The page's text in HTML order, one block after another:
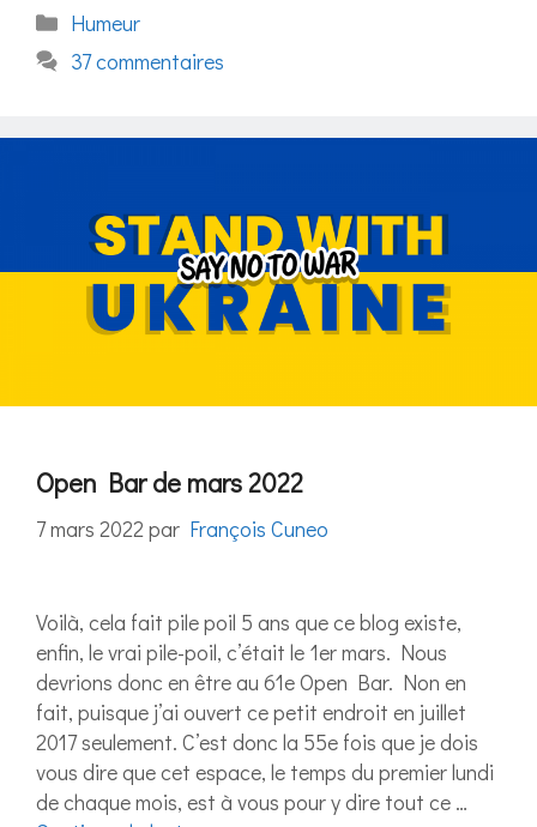
Catégories
Humeur
37 commentaires
Open Bar de mars 2022
7 mars 2022 par François Cuneo
Voilà, cela fait pile poil 5 ans que ce blog existe,
enfin, le vrai pile-poil, c’était le 1er mars. Nous
devrions donc en être au 61e Open Bar. Non en
fait, puisque j’ai ouvert ce petit endroit en juillet
2017 seulement. C’est donc la 55e fois que je dois
vous dire que cet espace, le temps du premier lundi
de chaque mois, est à vous pour y dire tout ce …